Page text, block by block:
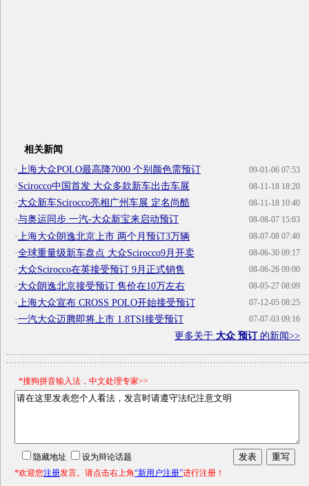
相关新闻
09-01-06 07:53
·上海大众POLO最高降7000 个别颜色需预订
08-11-18 18:20
· Scirocco中国首发 大众多款新车出击车展
08-11-18 10:40
· 大众新车Scirocco亮相广州车展 定名尚酷
08-08-07 15:03
·与奥运同步 一汽-大众新宝来启动预订
08-07-08 07:40
· 上海大众朗逸北京上市 两个月预订3万辆
08-06-30 09:17
·全球重量级新车盘点 大众Scirocco9月开卖
08-06-26 09:00
·大众Scirocco在英接受预订 9月正式销售
08-05-27 08:09
·大众朗逸北京接受预订 售价在10万左右
07-12-05 08:25
· 上海大众宣布 CROSS POLO开始接受预订
07-07-03 09:16
·一汽大众迈腾即将上市 1.8TSI接受预订
更多关于 大众 预订的新闻>>
*搜狗拼音输入法，中文处理专家>>
隐藏地址
设为辩论话题
*欢迎您注册发言。请点击右上角“新用户注册”进行注册！